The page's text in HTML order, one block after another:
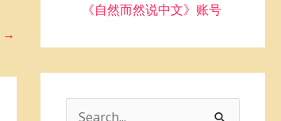
→
《自然而然说中文》账号